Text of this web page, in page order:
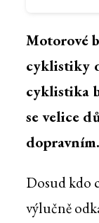
Motorové
cyklistiky
cyklistika
se velice
dopravním.
Dosud kdo
výlučně